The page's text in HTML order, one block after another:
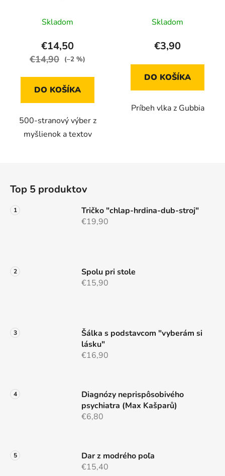
Skladom
€14,50
€14,90 (–2 %)
DO KOŠÍKA
500-stranový výber z
myšlienok a textov
Skladom
€3,90
DO KOŠÍKA
Príbeh vlka z Gubbia
Top 5 produktov
Tričko "chlap-hrdina-dub-stroj"
€19,90
Spolu pri stole
€15,90
Šálka s podstavcom "vyberám si
lásku"
€16,90
Diagnózy neprispôsobivého
psychiatra (Max Kašparů)
€6,80
Dar z modrého poľa
€15,40